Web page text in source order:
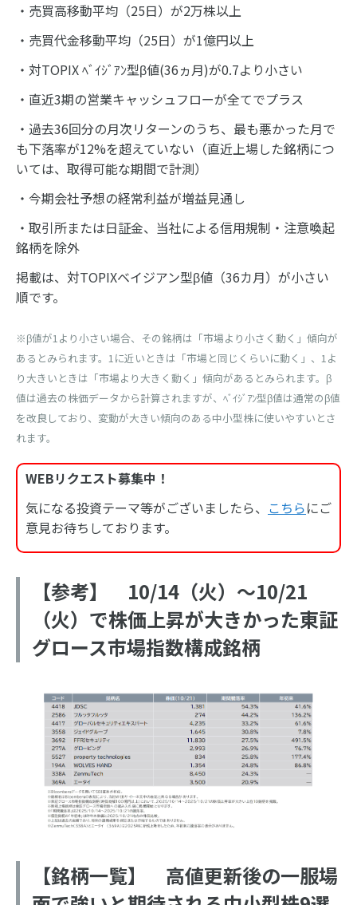
・売買高移動平均（25日）が2万株以上
・売買代金移動平均（25日）が1億円以上
・対TOPIX ﾍﾞｲｼﾞｱﾝ型β値(36ヵ月)が0.7より小さい
・直近3期の営業キャッシュフローが全てでプラス
・過去36回分の月次リターンのうち、最も悪かった月で
も下落率が12%を超えていない（直近上場した銘柄につ
いては、取得可能な期間で計測）
・今期会社予想の経常利益が増益見通し
・取引所または日証金、当社による信用規制・注意喚起
銘柄を除外
掲載は、対TOPIXベイジアン型β値（36カ月）が小さい
順です。
※β値が1より小さい場合、その銘柄は「市場より小さく動く」傾向が
あるとみられます。1に近いときは「市場と同じくらいに動く」、1よ
り大きいときは「市場より大きく動く」傾向があるとみられます。β
値は過去の株価データから計算されますが、ﾍﾞｲｼﾞｱﾝ型β値は通常のβ値
を改良しており、変動が大きい傾向のある中小型株に使いやすいとさ
れます。
WEBリクエスト募集中！
気になる投資テーマ等がございましたら、 こちらにご
意見お待ちしております。
【参考】 10/14（火）～10/21
（火）で株価上昇が大きかった東証
グロース市場指数構成銘柄
【銘柄一覧】 高値更新後の一服場